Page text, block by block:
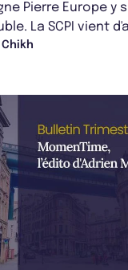
Pierre Europe y
La SCPI vient
pays, un établis...
Chikh